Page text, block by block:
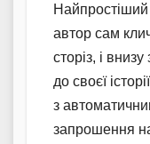
автор сам
сторіз, і
до своєї
з
запрошення